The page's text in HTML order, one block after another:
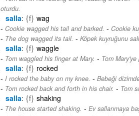
oturdu.
salla {f} wag
Cookie wagged his tail and barked. - Cookie
The dog wagged its tail. - Köpek kuyruğunu
salla {f} waggle
Tom waggled his finger at Mary. - Tom Mary'ye
salla {f} rocked
I rocked the baby on my knee. - Bebeği
Tom rocked back and forth in his chair. - Tom
salla {f} shaking
The house started shaking. - Ev sallanmaya